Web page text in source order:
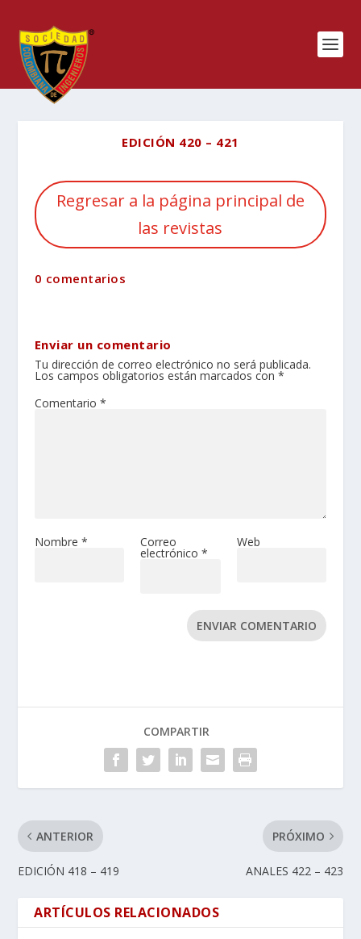
EDICIÓN 420 – 421
Regresar a la página principal de
las revistas
0 comentarios
Enviar un comentario
Tu dirección de correo electrónico no será publicada.
Los campos obligatorios están marcados con *
Comentario *
Nombre * Correo
electrónico *
Web
ENVIAR COMENTARIO
COMPARTIR
ANTERIOR
EDICIÓN 418 – 419
PRÓXIMO
ANALES 422 – 423
ARTÍCULOS RELACIONADOS